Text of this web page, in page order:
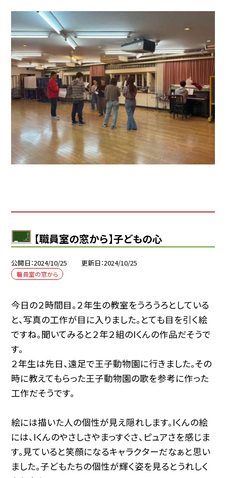
【職員室の窓から】子どもの心
公開日 2024/10/25 更新日 2024/10/25
職員室の窓から
今日の２時間目。２年生の教室をうろうろとしている
と、写真の工作が目に入りました。とても目を引く絵
ですね。聞いてみると２年２組のIくんの作品だそうで
す。
２年生は先日、遠足で王子動物園に行きました。その
時に教えてもらった王子動物園の歌を参考に作った
工作だそうです。
絵には描いた人の個性が見え隠れします。Iくんの絵
には、Iくんのやさしさやまっすぐさ、ピュアさを感じま
す。見ていると笑顔になるキャラクターだなぁと思い
ました。子どもたちの個性が輝く姿を見るとうれしく